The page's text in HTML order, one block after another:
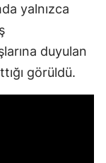
yalnızca
duyulan
görüldü.